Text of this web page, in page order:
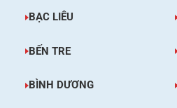
BẠC LIÊU
BẾN TRE
BÌNH DƯƠNG